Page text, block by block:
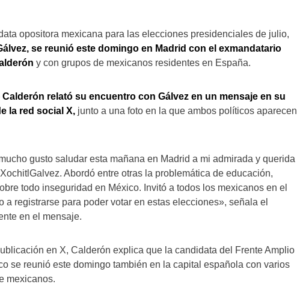
opositora mexicana para las elecciones presidenciales de julio,
se reunió este domingo en Madrid con el exmandatario
y con grupos de mexicanos residentes en España.
Calderón relató su encuentro con Gálvez en un mensaje en su
la red social X, junto a una foto en la que ambos políticos aparecen
gusto saludar esta mañana en Madrid a mi admirada y querida
Abordó entre otras la problemática de educación,
todo inseguridad en México. Invitó a todos los mexicanos en el
a registrarse para poder votar en estas elecciones», señala el
en el mensaje.
en X, Calderón explica que la candidata del Frente Amplio
se reunió este domingo también en la capital española con varios
mexicanos.